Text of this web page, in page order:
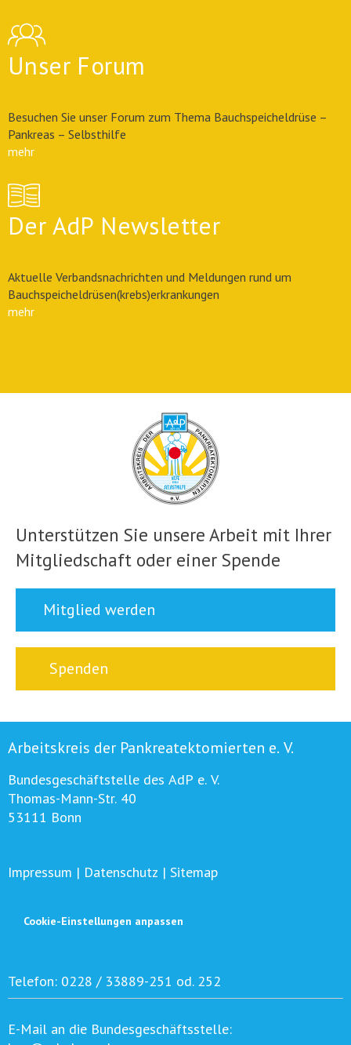
Unser Forum
Besuchen Sie unser Forum zum Thema Bauchspeicheldrüse –
Pankreas – Selbsthilfe
mehr
Der AdP Newsletter
Aktuelle Verbandsnachrichten und Meldungen rund um
Bauchspeicheldrüsen(krebs)erkrankungen
mehr
Unterstützen Sie unsere Arbeit mit Ihrer
Mitgliedschaft oder einer Spende
Mitglied werden
Spenden
Arbeitskreis der Pankreatektomierten e. V.
Bundesgeschäftstelle des AdP e. V.
Thomas-Mann-Str. 40
53111 Bonn
Impressum | Datenschutz | Sitemap
Cookie-Einstellungen anpassen
Telefon: 0228 / 33889-251 od. 252
E-Mail an die Bundesgeschäftsstelle: